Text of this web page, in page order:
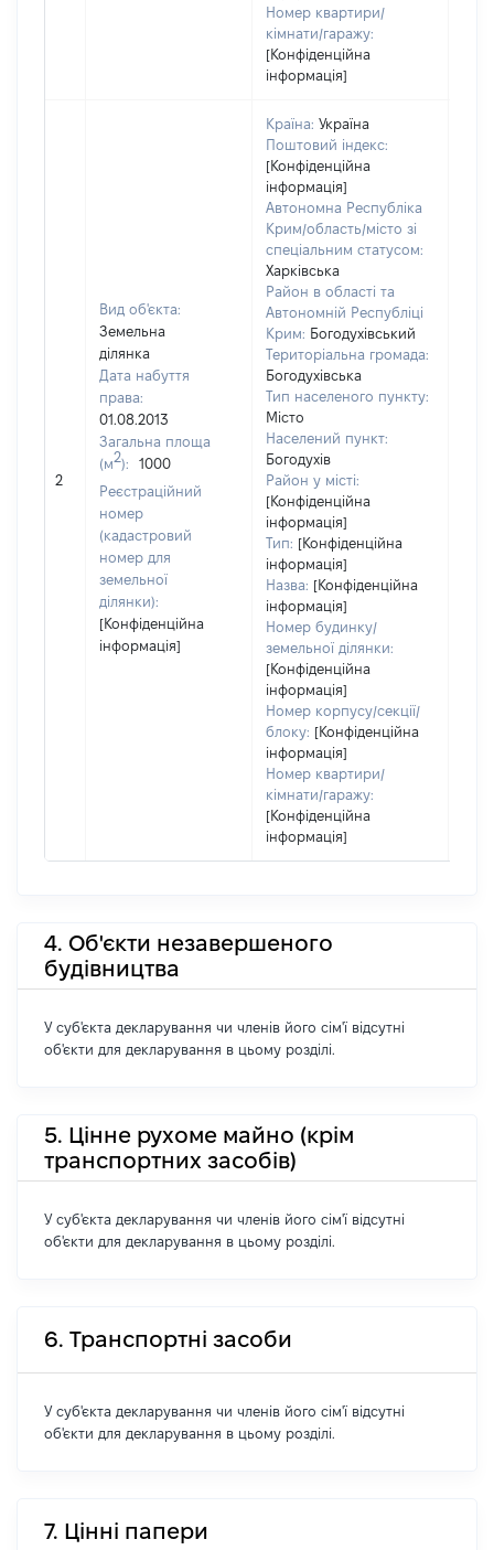
Номер квартири/
кімнати/гаражу:
[Конфіденційна
інформація]
2
Вид об'єкта:
Земельна
ділянка
Дата набуття
права:
01.08.2013
Загальна площа
(м2):
1000
Реєстраційний
номер
(кадастровий
номер для
земельної
ділянки):
[Конфіденційна
інформація]
Країна: Україна
Поштовий індекс:
[Конфіденційна
інформація]
Автономна Республіка
Крим/область/місто зі
спеціальним статусом:
Харківська
Район в області та
Автономній Республіці
Крим: Богодухівський
Територіальна громада:
Богодухівська
Тип населеного пункту:
Місто
Населений пункт:
Богодухів
Район у місті:
[Конфіденційна
інформація]
Тип: [Конфіденційна
інформація]
Назва: [Конфіденційна
інформація]
Номер будинку/
земельної ділянки:
[Конфіденційна
інформація]
Номер корпусу/секції/
блоку: [Конфіденційна
інформація]
Номер квартири/
кімнати/гаражу:
[Конфіденційна
інформація]
4. Об'єкти незавершеного
будівництва
У суб'єкта декларування чи членів його сім'ї відсутні
об'єкти для декларування в цьому розділі.
5. Цінне рухоме майно (крім
транспортних засобів)
У суб'єкта декларування чи членів його сім'ї відсутні
об'єкти для декларування в цьому розділі.
6. Транспортні засоби
У суб'єкта декларування чи членів його сім'ї відсутні
об'єкти для декларування в цьому розділі.
7. Цінні папери